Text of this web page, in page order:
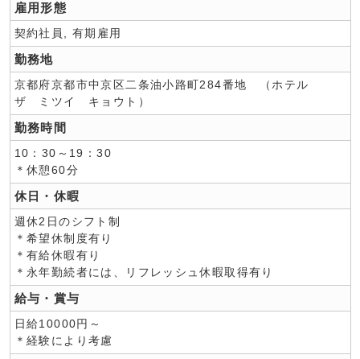
雇用形態
契約社員, 有期雇用
勤務地
京都府京都市中京区二条油小路町284番地 （ホテル
ザ ミツイ キョウト）
勤務時間
10：30～19：30
＊休憩60分
休日・休暇
週休2日のシフト制
＊希望休制度有り
＊有給休暇有り
＊永年勤続者には、リフレッシュ休暇取得有り
給与・賞与
日給10000円～
＊経験により考慮